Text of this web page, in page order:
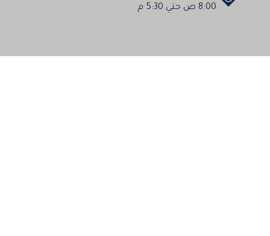
8:00 ص حتي 5:30 م